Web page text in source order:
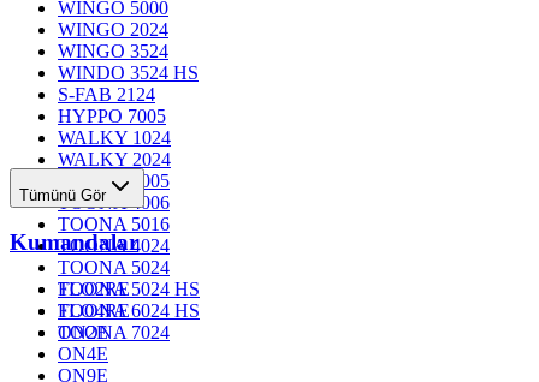
WINGO 5000
WINGO 2024
WINGO 3524
WINDO 3524 HS
S-FAB 2124
HYPPO 7005
WALKY 1024
WALKY 2024
TOONA 4005
TOONA 4006
TOONA 5016
TOONA 4024
TOONA 5024
TOONA 5024 HS
TOONA 6024 HS
TOONA 7024
Tümünü Gör
Kumandalar
FLO2RE
FLO4RE
ON2E
ON4E
ON9E